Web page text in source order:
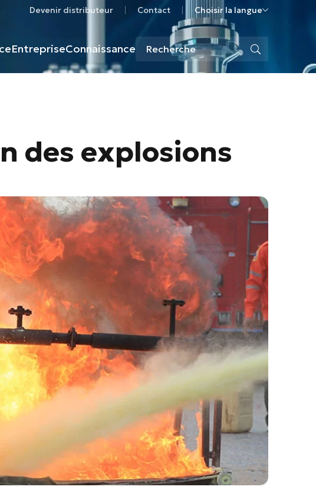
Devenir distributeur Contact Choisir la langue
EntrepriseConnaissance
des explosions